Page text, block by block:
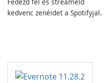
Fedezd fel és streameld
kedvenc zenéidet a Spotifyjal.